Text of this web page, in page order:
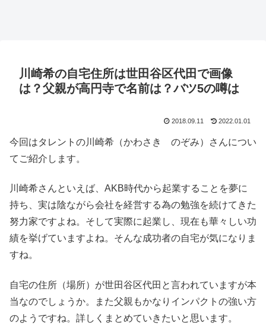
川崎希の自宅住所は世田谷区代田で画像
は？父親が高円寺で名前は？バツ5の噂は
2018.09.11 2022.01.01
今回はタレントの川崎希（かわさき のぞみ）さんについ
てご紹介します。
川崎希さんといえば、AKB時代から起業することを夢に
持ち、実は陰ながら会社を経営する為の勉強を続けてきた
努力家ですよね。そして実際に起業し、現在も華々しい功
績を挙げていますよね。そんな成功者の自宅が気になりま
すね。
自宅の住所（場所）が世田谷区代田と言われていますが本
当なのでしょうか。また父親もかなりインパクトの強い方
のようですね。詳しくまとめていきたいと思います。